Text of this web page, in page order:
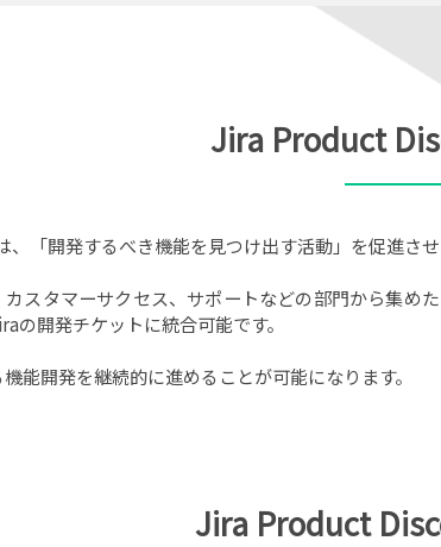
Jira Product
「開発するべき機能を見つけ出す活動」を促進さ
スタマーサクセス、サポートなどの部門から集め
の開発チケットに統合可能です。
能開発を継続的に進めることが可能になります。
Jira Product